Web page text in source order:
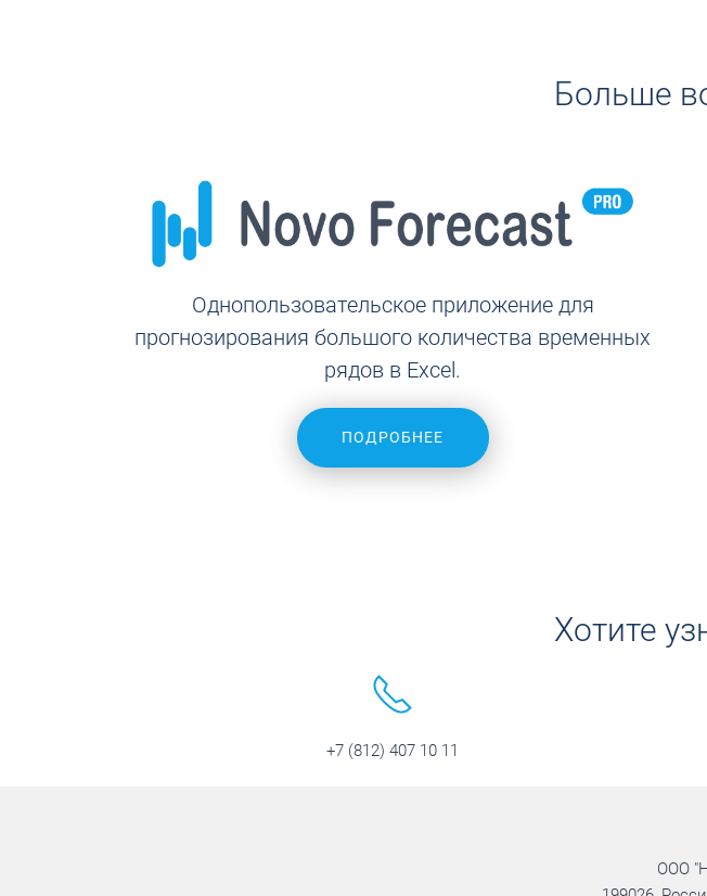
Больше
Однопользовательское приложение для
прогнозирования большого количества временных
рядов в Excel.
ПОДРОБНЕЕ
Хотите
+7 (812) 407 10 11
ООО